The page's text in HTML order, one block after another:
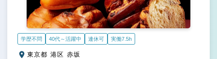
学歴不問 40代～活躍中 連休可 実働7.5h
東京都 港区 赤坂